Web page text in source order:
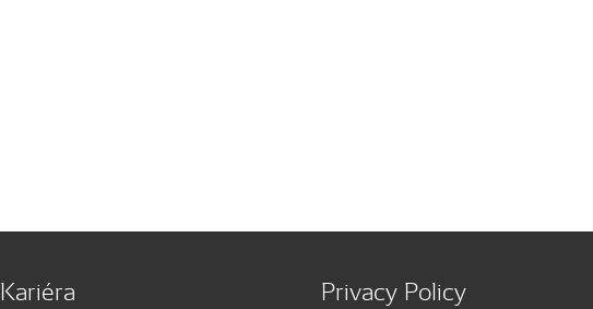
Kariéra Privacy Policy